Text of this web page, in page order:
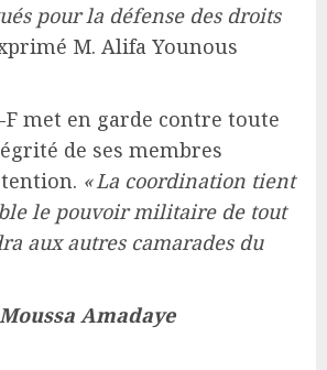
pour la défense des droits
M. Alifa Younous
F met en garde contre toute
de ses membres
« La coordination tient
le pouvoir militaire de tout
aux autres camarades du
Amadaye